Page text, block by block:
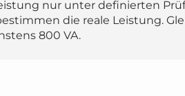
nur unter definierten
die reale Leistung.
800 VA.